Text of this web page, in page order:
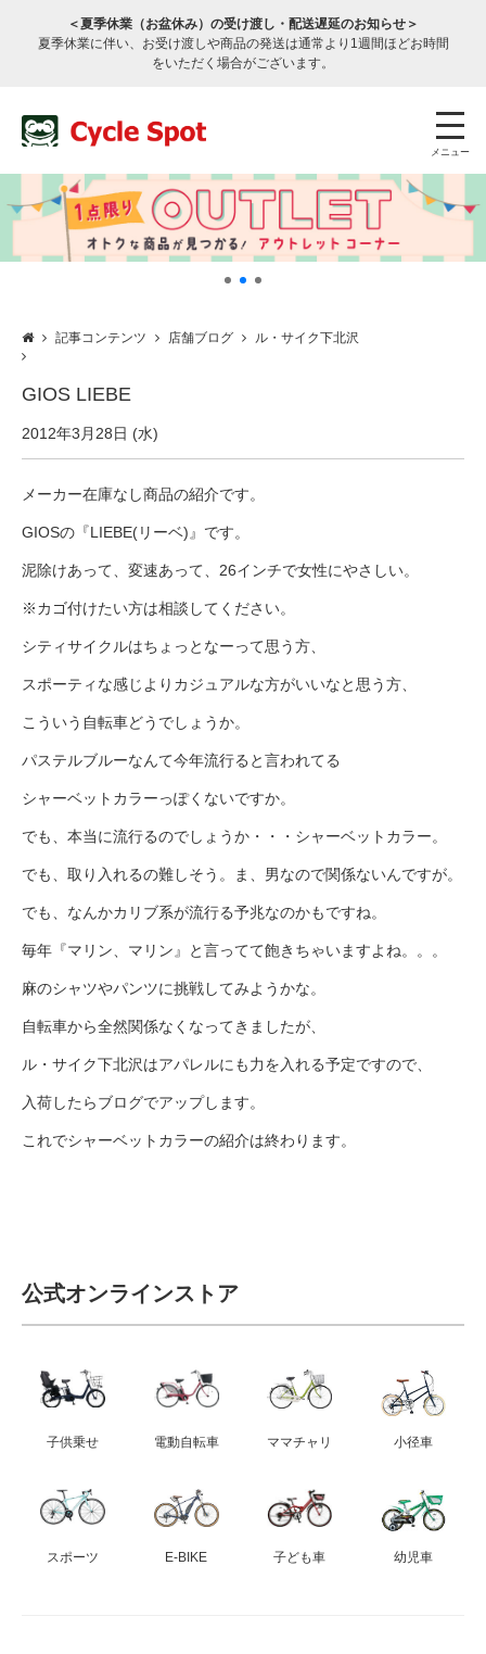
＜夏季休業（お盆休み）の受け渡し・配送遅延のお知らせ＞
夏季休業に伴い、お受け渡しや商品の発送は通常より1週間ほどお時間
をいただく場合がございます。
メニュー
サービスのご案内
サービス全般
修理・メンテナンス工賃
盗難保証
オリジナル自転車
PB全車種カタログ
Norwayシリーズ
eVita
店舗ブログ
メディア
求人情報
法人様
記事コンテンツ 店舗ブログ ル・サイク下北沢
GIOS LIEBE
2012年3月28日 (水)
メーカー在庫なし商品の紹介です。
GIOSの『LIEBE(リーベ)』です。
泥除けあって、変速あって、26インチで女性にやさしい。
※カゴ付けたい方は相談してください。
シティサイクルはちょっとなーって思う方、
スポーティな感じよりカジュアルな方がいいなと思う方、
こういう自転車どうでしょうか。
パステルブルーなんて今年流行ると言われてる
シャーベットカラーっぽくないですか。
でも、本当に流行るのでしょうか・・・シャーベットカラー。
でも、取り入れるの難しそう。ま、男なので関係ないんですが。
でも、なんかカリブ系が流行る予兆なのかもですね。
毎年『マリン、マリン』と言ってて飽きちゃいますよね。。。
麻のシャツやパンツに挑戦してみようかな。
自転車から全然関係なくなってきましたが、
ル・サイク下北沢はアパレルにも力を入れる予定ですので、
入荷したらブログでアップします。
これでシャーベットカラーの紹介は終わります。
公式オンラインストア
子供乗せ 電動自転車 ママチャリ 小径車
スポーツ E-BIKE 子ども車 幼児車